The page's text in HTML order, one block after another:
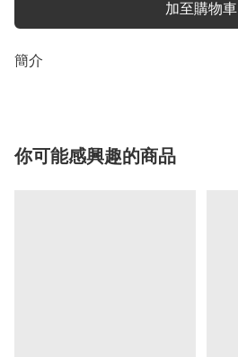
加至購物車
簡介
你可能感興趣的商品